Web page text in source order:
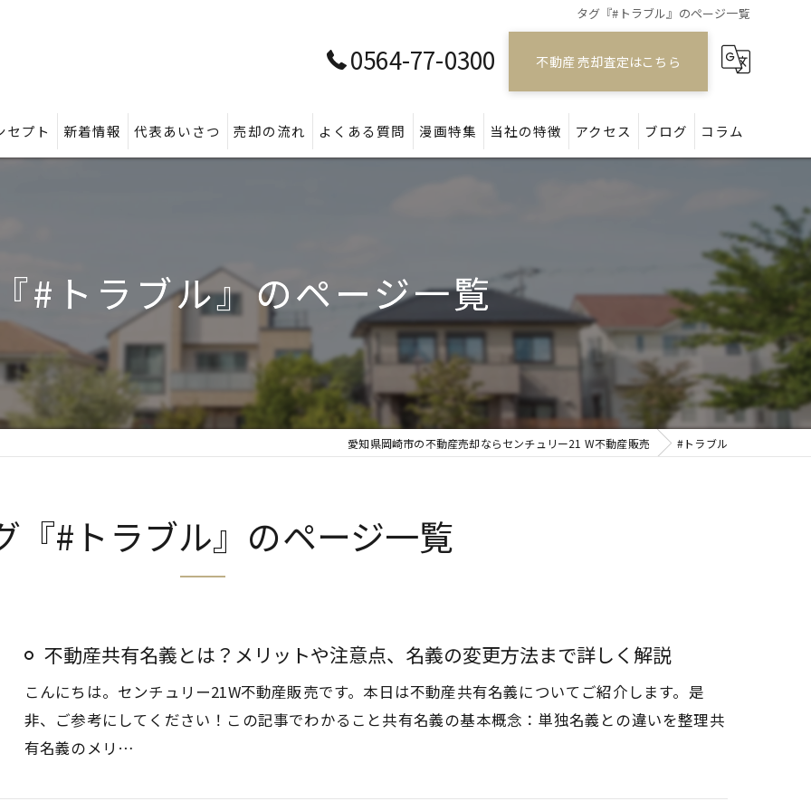
タグ『#トラブル』のページ一覧
0564-77-0300 不動産 売却査定はこちら
セプト 新着情報 代表あいさつ 売却の流れ よくある質問 漫画特集 当社の特徴
アパート
土地
空き家
アクセス ブログ コラム
#トラブル』のページ一覧
愛知県岡崎市の不動産売却ならセンチュリー21 W不動産販売 #トラブル
『#トラブル』のページ一覧
不動産共有名義とは？メリットや注意点、名義の変更方法まで詳しく解説
こんにちは。センチュリー21W不動産販売です。本日は不動産共有名義についてご紹介します。是
非、ご参考にしてください！この記事でわかること共有名義の基本概念：単独名義との違いを整理共
有名義のメリ…